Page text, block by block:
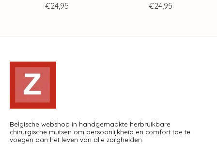
€24,95
€24,95
Belgische webshop in handgemaakte herbruikbare
chirurgische mutsen om persoonlijkheid en comfort toe te
voegen aan het leven van alle zorghelden